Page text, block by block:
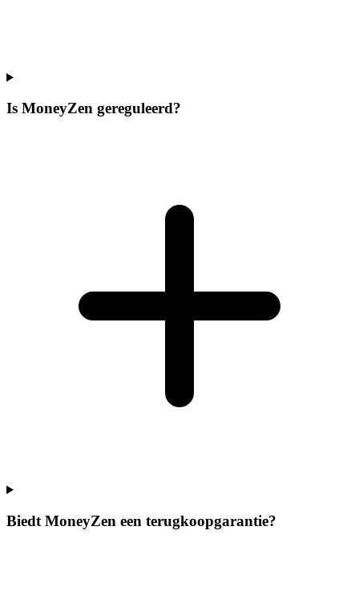
Is MoneyZen gereguleerd?
Biedt MoneyZen een terugkoopgarantie?